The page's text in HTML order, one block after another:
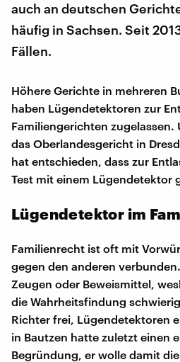
auch an deutschen
häufig in Sachsen. Seit
Fällen.
Höhere Gerichte in mehreren
haben Lügendetektoren zur
Familiengerichten zugelassen.
das Oberlandesgericht in
hat entschieden, dass zur
Test mit einem Lügendetektor
Lügendetektor im
Familienrecht ist oft mit
gegen den anderen
Zeugen oder Beweismittel,
die Wahrheitsfindung
Richter frei, Lügendetektoren
in Bautzen hatte zuletzt einen
Begründung, er wolle damit